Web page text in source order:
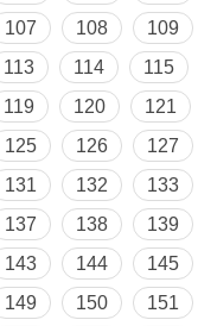
107 108 109
113 114 115
119 120 121
125 126 127
131 132 133
137 138 139
143 144 145
149 150 151